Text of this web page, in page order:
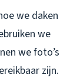
we daken
we
we foto’s
zijn.